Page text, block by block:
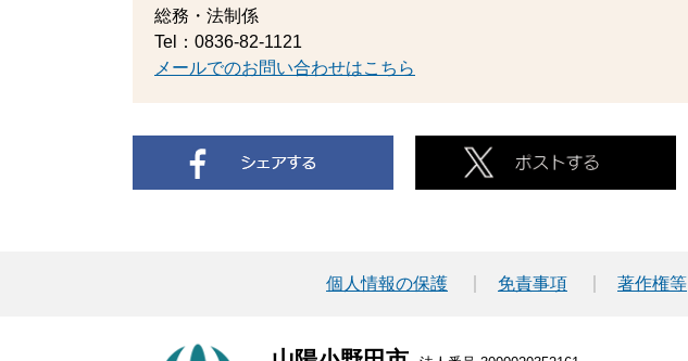
総務・法制係
Tel：0836-82-1121
メールでのお問い合わせはこちら
個人情報の保護 免責事項 著作権等